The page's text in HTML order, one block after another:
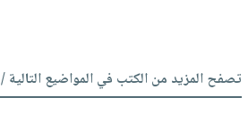
تصفح المزيد من الكتب في المواضيع التالية /